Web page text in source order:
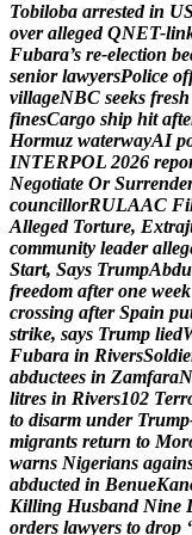
Tobiloba arrested in U
over alleged QNET-lin
Fubara’s re-election be
senior lawyersPolice of
villageNBC seeks fresh
finesCargo ship hit afte
Hormuz waterwayAI p
INTERPOL 2026 repo
Negotiate Or Surrende
councillorRULAAC Fi
Alleged Torture, Extraj
community leader alleg
Start, Says TrumpAbdu
freedom after one week
crossing after Spain pu
strike, says Trump lied
Fubara in RiversSoldie
abductees in ZamfaraN
litres in Rivers102 Terr
to disarm under Trump
migrants return to Mor
warns Nigerians again
abducted in BenueKan
Killing Husband Nine
orders lawyers to drop ‘